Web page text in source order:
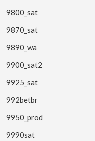
9800_sat
9870_sat
9890_wa
9900_sat2
9925_sat
992betbr
9950_prod
9990sat